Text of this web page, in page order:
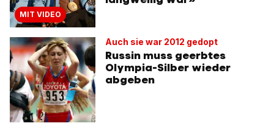
MIT VIDEO
Auch sie war 2012 gedopt
Russin muss geerbtes
Olympia-Silber wieder
abgeben